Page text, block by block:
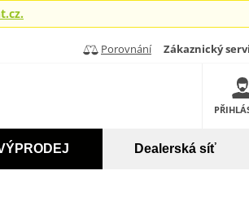
Porovnání Zákaznický
Dealerská síť